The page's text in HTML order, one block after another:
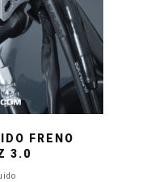
FRENO
3.0